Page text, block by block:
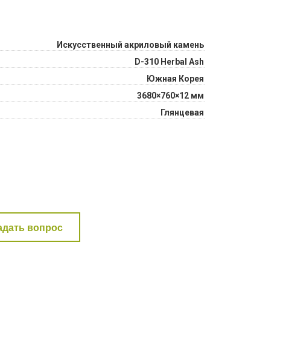
Искусственный акриловый камень
D-310 Herbal Ash
Южная Корея
3680×760×12 мм
Глянцевая
вопрос